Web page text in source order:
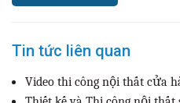
Tin tức liên quan
Video thi công nội thất cửa